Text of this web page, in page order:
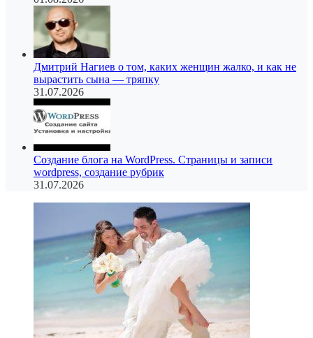
Дмитрий Нагиев о том, каких женщин жалко, и как не
вырастить сына — тряпку
31.07.2026
Создание блога на WordPress. Страницы и записи
wordpress, создание рубрик
31.07.2026